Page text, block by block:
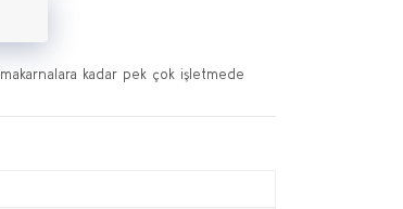
kadar pek çok işletmede